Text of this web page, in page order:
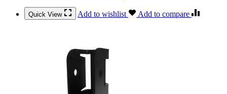
Quick View Add to wishlist Add to compare